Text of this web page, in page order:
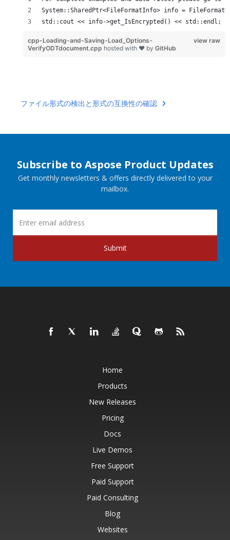
System::SharedPtr<FileFormatInfo> info =
std::cout << info->get_IsEncrypted() << std::endl;
view raw
cpp-Loading-and-Saving-Load_Options-
VerifyODTdocument.cpp hosted with ❤ by GitHub
ファイル形式の検出と形式の互換性の確認
Subscribe to Aspose Product Updates
Get monthly newsletters & offers directly delivered to your
mailbox.
Submit
Home
Products
New Releases
Pricing
Docs
Live Demos
Free Support
Paid Support
Paid Consulting
Blog
Websites